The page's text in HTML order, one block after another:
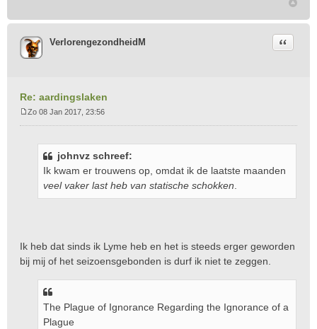
VerlorengezondheidM
Re: aardingslaken
Citeer
Zo 08 Jan 2017, 23:56
johnvz schreef:
Ik kwam er trouwens op, omdat ik de laatste maanden
veel vaker last heb van statische schokken
Ik heb dat sinds ik Lyme heb en het is steeds erger geworden
bij mij of het seizoensgebonden is durf ik niet te zeggen.
The Plague of Ignorance Regarding the Ignorance of a
Plague